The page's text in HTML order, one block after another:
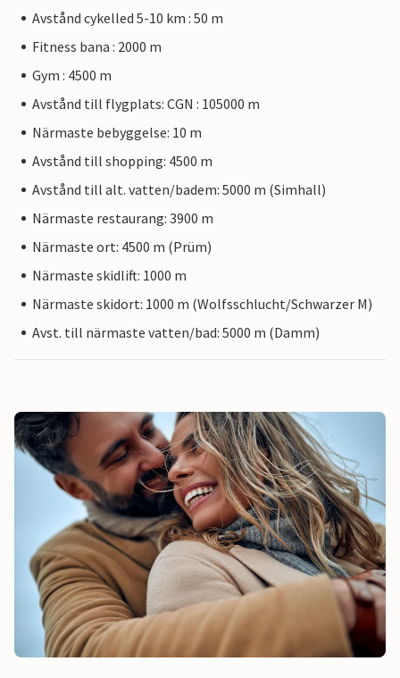
Avstånd cykelled 5-10 km : 50 m
Fitness bana : 2000 m
Gym : 4500 m
Avstånd till flygplats: CGN : 105000 m
Närmaste bebyggelse: 10 m
Avstånd till shopping: 4500 m
Avstånd till alt. vatten/badem: 5000 m (Simhall)
Närmaste restaurang: 3900 m
Närmaste ort: 4500 m (Prüm)
Närmaste skidlift: 1000 m
Närmaste skidort: 1000 m (Wolfsschlucht/Schwarzer M)
Avst. till närmaste vatten/bad: 5000 m (Damm)